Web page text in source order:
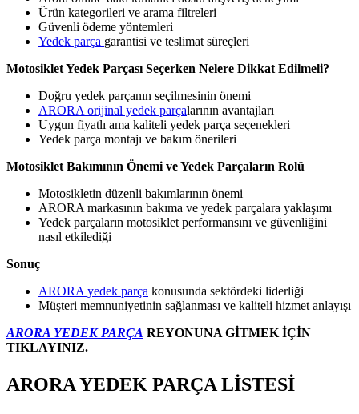
Ürün kategorileri ve arama filtreleri
Güvenli ödeme yöntemleri
Yedek parça garantisi ve teslimat süreçleri
Motosiklet Yedek Parçası Seçerken Nelere Dikkat Edilmeli?
Doğru yedek parçanın seçilmesinin önemi
ARORA orijinal yedek parçalarının avantajları
Uygun fiyatlı ama kaliteli yedek parça seçenekleri
Yedek parça montajı ve bakım önerileri
Motosiklet Bakımının Önemi ve Yedek Parçaların Rolü
Motosikletin düzenli bakımlarının önemi
ARORA markasının bakıma ve yedek parçalara yaklaşımı
Yedek parçaların motosiklet performansını ve güvenliğini
nasıl etkilediği
Sonuç
ARORA yedek parça konusunda sektördeki liderliği
Müşteri memnuniyetinin sağlanması ve kaliteli hizmet anlayışı
ARORA YEDEK PARÇA REYONUNA GİTMEK İÇİN
TIKLAYINIZ.
ARORA YEDEK PARÇA LİSTESİ